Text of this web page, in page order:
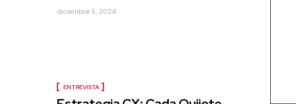
diciembre 5, 2024
ENTREVISTA